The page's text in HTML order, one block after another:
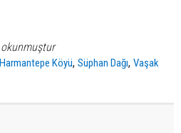
Harmantepe Köyü,Süphan Dağı,Vaşak